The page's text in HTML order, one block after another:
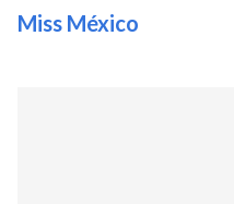
Miss México